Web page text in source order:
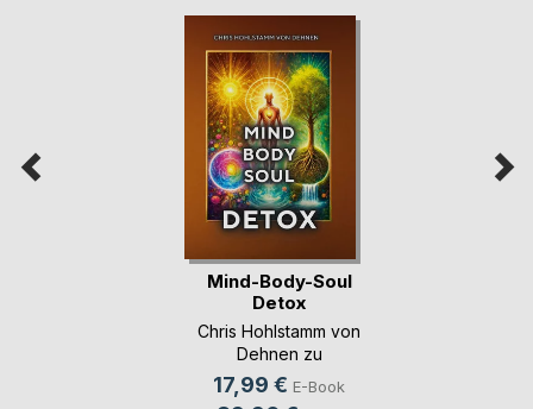
Mind-Body-Soul
Detox
Chris Hohlstamm von
Dehnen zu
Wendhausen
17,99 € E-Book